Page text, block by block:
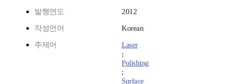
발행연도 2012
작성언어 Korean
주제어
Laser
;
Polishing
;
Surface